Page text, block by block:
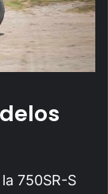
750SR-S